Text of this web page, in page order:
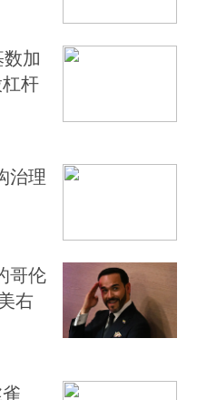
加
杆
治理
哥伦
右